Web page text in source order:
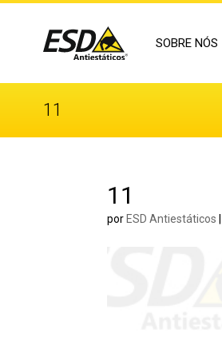
SOBRE NÓS
11
11
por ESD Antiestáticos